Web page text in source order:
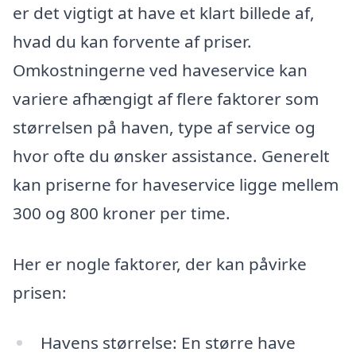
er det vigtigt at have et klart billede af,
hvad du kan forvente af priser.
Omkostningerne ved haveservice kan
variere afhængigt af flere faktorer som
størrelsen på haven, type af service og
hvor ofte du ønsker assistance. Generelt
kan priserne for haveservice ligge mellem
300 og 800 kroner per time.
Her er nogle faktorer, der kan påvirke
prisen:
Havens størrelse: En større have